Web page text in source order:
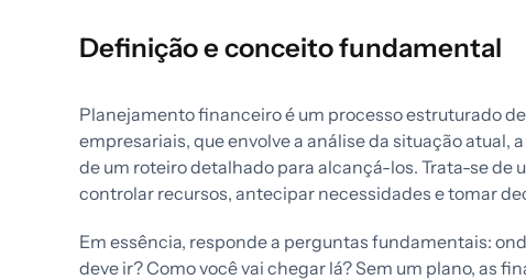
Definição e conceito fundamental
Planejamento financeiro é um processo estruturado
empresariais, que envolve a análise da situação atual,
de um roteiro detalhado para alcançá-los. Trata-se
controlar recursos, antecipar necessidades e tomar
Em essência, responde a perguntas fundamentais:
deve ir? Como você vai chegar lá? Sem um plano, as